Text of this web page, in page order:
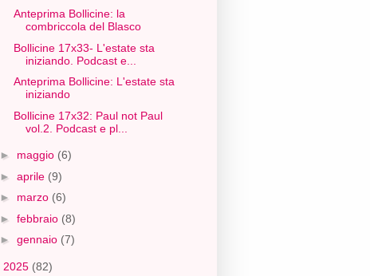
Anteprima Bollicine: la
combriccola del Blasco
Bollicine 17x33- L'estate sta
iniziando. Podcast e...
Anteprima Bollicine: L'estate sta
iniziando
Bollicine 17x32: Paul not Paul
vol.2. Podcast e pl...
► maggio (6)
► aprile (9)
► marzo (6)
► febbraio (8)
► gennaio (7)
2025 (82)